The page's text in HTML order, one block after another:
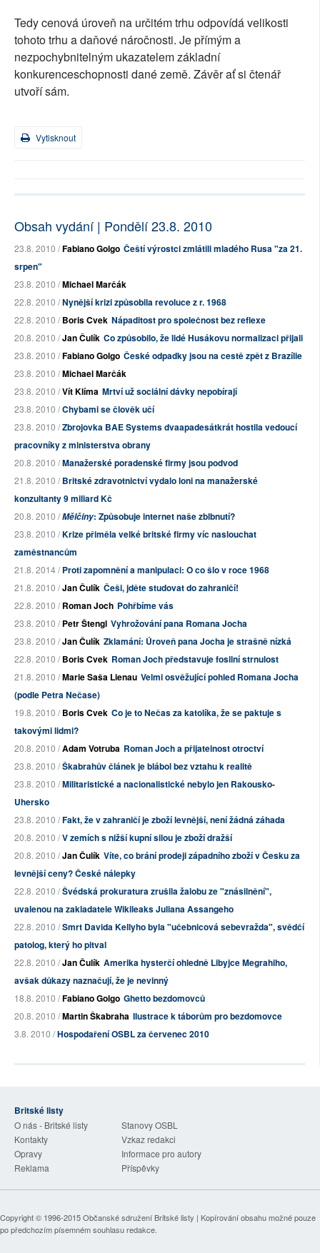
Tedy cenová úroveň na určitém trhu odpovídá velikosti
tohoto trhu a daňové náročnosti. Je přímým a
nezpochybnitelným ukazatelem základní
konkurenceschopnosti dané země. Závěr ať si čtenář
utvoří sám.
Vytisknout
Obsah vydání | Pondělí 23.8. 2010
23.8. 2010 /Fabiano Golgo Čeští výrostci zmlátili mladého Rusa "za 21.
srpen"
23.8. 2010 /Michael Marčák
22.8. 2010 /Nynější krizi způsobila revoluce z r. 1968
22.8. 2010 /Boris Cvek Nápaditost pro společnost bez reflexe
20.8. 2010 /Jan Čulík Co způsobilo, že lidé Husákovu normalizaci přijali
23.8. 2010 /Fabiano Golgo České odpadky jsou na cestě zpět z Brazílie
23.8. 2010 /Michael Marčák
23.8. 2010 /Vít Klíma Mrtví už sociální dávky nepobírají
23.8. 2010 /Chybami se člověk učí
23.8. 2010 /Zbrojovka BAE Systems dvaapadesátkrát hostila vedoucí
pracovníky z ministerstva obrany
20.8. 2010 /Manažerské poradenské firmy jsou podvod
21.8. 2010 /Britské zdravotnictví vydalo loni na manažerské
konzultanty 9 miliard Kč
20.8. 2010 /Mělčiny: Způsobuje internet naše zblbnutí?
23.8. 2010 /Krize přiměla velké britské firmy víc naslouchat
zaměstnancům
21.8. 2014 /Proti zapomnění a manipulaci: O co šlo v roce 1968
21.8. 2010 /Jan Čulík Češi, jděte studovat do zahraničí!
22.8. 2010 /Roman Joch Pohřbíme vás
23.8. 2010 /Petr Štengl Vyhrožování pana Romana Jocha
23.8. 2010 /Jan Čulík Zklamání: Úroveň pana Jocha je strašně nízká
22.8. 2010 /Boris Cvek Roman Joch představuje fosilní strnulost
21.8. 2010 /Marie Saša Lienau Velmi osvěžující pohled Romana Jocha
(podle Petra Nečase)
19.8. 2010 /Boris Cvek Co je to Nečas za katolíka, že se paktuje s
takovými lidmi?
20.8. 2010 /Adam Votruba Roman Joch a přijatelnost otroctví
23.8. 2010 /Škabrahův článek je blábol bez vztahu k realitě
23.8. 2010 /Militaristické a nacionalistické nebylo jen Rakousko-
Uhersko
23.8. 2010 /Fakt, že v zahraničí je zboží levnější, není žádná záhada
20.8. 2010 /V zemích s nižší kupní silou je zboží dražší
20.8. 2010 /Jan Čulík Víte, co brání prodeji západního zboží v Česku za
levnější ceny? České nálepky
22.8. 2010 /Švédská prokuratura zrušila žalobu ze "znásilnění",
uvalenou na zakladatele Wikileaks Juliana Assangeho
22.8. 2010 /Smrt Davida Kellyho byla "učebnicová sebevražda", svědčí
patolog, který ho pitval
22.8. 2010 /Jan Čulík Amerika hysterčí ohledně Libyjce Megrahiho,
avšak důkazy naznačují, že je nevinný
18.8. 2010 /Fabiano Golgo Ghetto bezdomovců
20.8. 2010 /Martin Škabraha Ilustrace k táborům pro bezdomovce
3.8. 2010 /Hospodaření OSBL za červenec 2010
Britské listy
O nás - Britské listy
Stanovy OSBL
Kontakty
Vzkaz redakci
Opravy
Informace pro autory
Reklama
Příspěvky
Copyright © 1996-2015Občanské sdružení Britské listy | Kopírování obsahu možné pouze
po předchozím písemném souhlasu redakce.